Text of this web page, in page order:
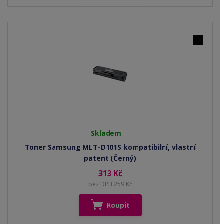
Skladem
Toner Samsung MLT-D101S kompatibilní, vlastní
patent (Černý)
313 Kč
bez DPH 259 Kč
Koupit